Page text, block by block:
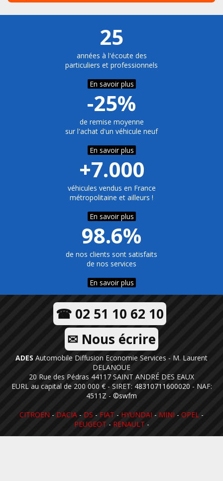
25
années à l'écoute des
particuliers et professionnels
En savoir plus
-25%
de remise moyenne
sur l'achat d'un véhicule neuf
En savoir plus
+7.000
véhicules vendus en France
métropolitaine et ailleurs !
En savoir plus
98.6%
de nos clients sont satisfaits
de nos services
En savoir plus
☎ 02 51 10 62 10
✉ Nous écrire
ADES Automobile Diffusion Economie Services - M. Laurent
DELANOUE
20 Rue des Pédras 44117 SAINT ANDRÉ DES EAUX
EURL au capital de 200 000 € - SIRET: 48310711600020 - NAF:
4511Z - ©swfm
CITROEN - DACIA - DS - FIAT - HYUNDAI - MINI - OPEL -
PEUGEOT - RENAULT -